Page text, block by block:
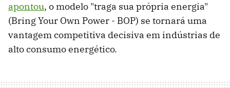
apontou, o modelo "traga sua própria energia"
(Bring Your Own Power - BOP) se tornará uma
vantagem competitiva decisiva em indústrias de
alto consumo energético.